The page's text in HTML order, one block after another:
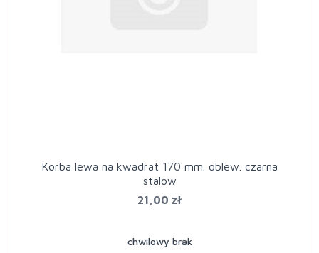
Korba lewa na kwadrat 170 mm. oblew. czarna
stalow
21,00 zł
chwilowy brak